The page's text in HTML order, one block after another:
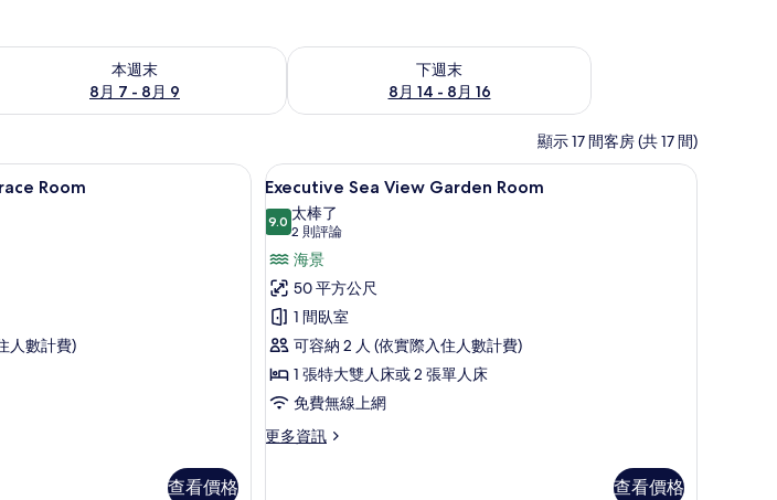
本週末
8月 7 - 8月 9
本週末 (8月 7 - 8月 9) 的供應情況
下週末
8月 14 - 8月 16
查看下週末 (8月 14 - 8月 16) 的供應情況
顯示 17 間客房 (共 17 間)
低過敏寢具、羽絨被、迷你吧、客房內保險箱
Room
人數計費)
查看價格
顯
示
Executive
Sea
View
Garden
Room
的
所
有
相
低過敏寢具、羽絨被、迷你吧、客房內保險箱
8
Executive Sea View Garden Room
9.09.0 分，滿分 10 分
太棒了
2 則評論
(2
則
評
論)
海景
50 平方公尺
1 間臥室
可容納 2 人 (依實際入住人數計費)
1 張特大雙人床或 2 張單人床
免費無線上網
更多資訊
更
查看價格